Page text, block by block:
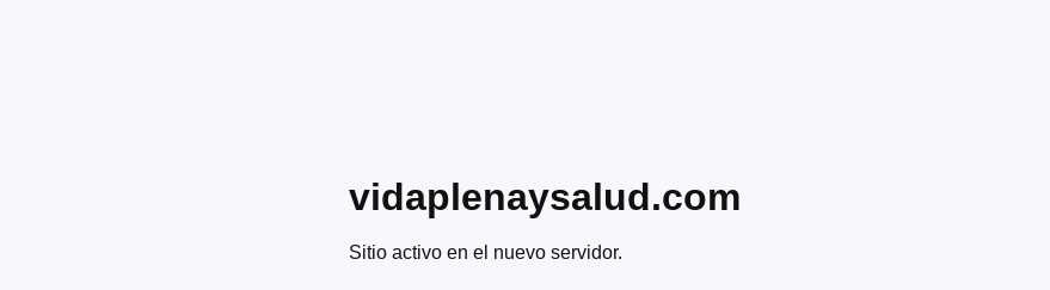
vidaplenaysalud.com
Sitio activo en el nuevo servidor.